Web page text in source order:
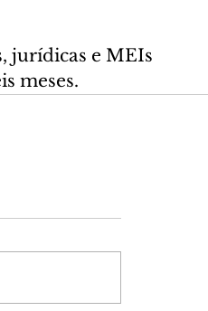
jurídicas e MEIs
meses.